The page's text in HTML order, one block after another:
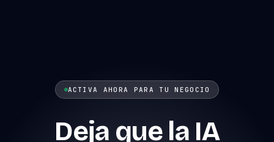
ACTIVA AHORA PARA TU NEGOCIO
Deja que la IA